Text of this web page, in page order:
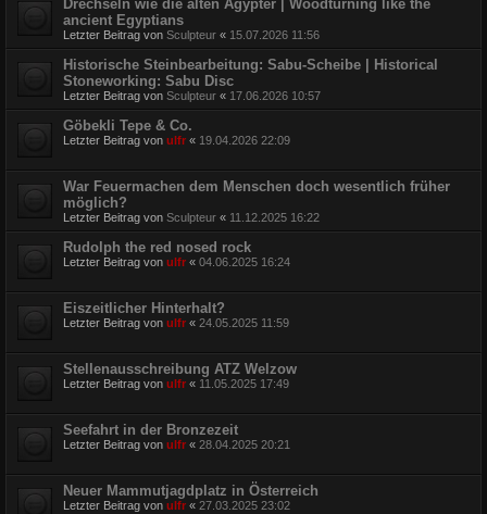
Drechseln wie die alten Ägypter | Woodturning like the
ancient Egyptians
Letzter Beitrag von Sculpteur « 15.07.2026 11:56
Historische Steinbearbeitung: Sabu-Scheibe | Historical
Stoneworking: Sabu Disc
Letzter Beitrag von Sculpteur « 17.06.2026 10:57
Göbekli Tepe & Co.
Letzter Beitrag von ulfr « 19.04.2026 22:09
War Feuermachen dem Menschen doch wesentlich früher
möglich?
Letzter Beitrag von Sculpteur « 11.12.2025 16:22
Rudolph the red nosed rock
Letzter Beitrag von ulfr « 04.06.2025 16:24
Eiszeitlicher Hinterhalt?
Letzter Beitrag von ulfr « 24.05.2025 11:59
Stellenausschreibung ATZ Welzow
Letzter Beitrag von ulfr « 11.05.2025 17:49
Seefahrt in der Bronzezeit
Letzter Beitrag von ulfr « 28.04.2025 20:21
Neuer Mammutjagdplatz in Österreich
Letzter Beitrag von ulfr « 27.03.2025 23:02